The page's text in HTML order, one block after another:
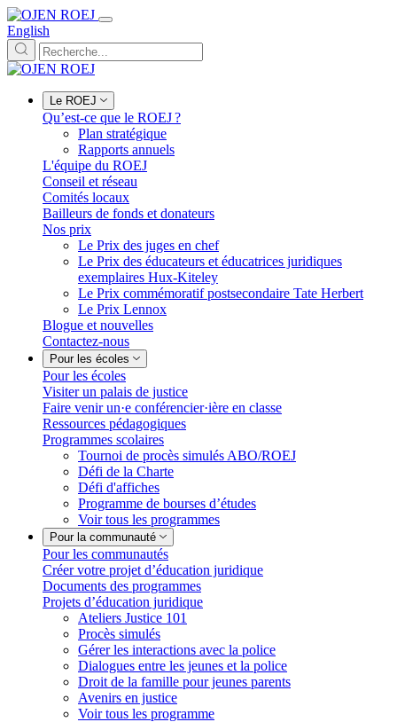
English
Le ROEJ
Qu’est-ce que le ROEJ ?
Plan stratégique
Rapports annuels
L'équipe du ROEJ
Conseil et réseau
Comités locaux
Bailleurs de fonds et donateurs
Nos prix
Le Prix des juges en chef
Le Prix des éducateurs et éducatrices juridiques
exemplaires Hux-Kiteley
Le Prix commémoratif postsecondaire Tate Herbert
Le Prix Lennox
Blogue et nouvelles
Contactez-nous
Pour les écoles
Pour les écoles
Visiter un palais de justice
Faire venir un·e conférencier·ière en classe
Ressources pédagogiques
Programmes scolaires
Tournoi de procès simulés ABO/ROEJ
Défi de la Charte
Défi d'affiches
Programme de bourses d’études
Voir tous les programmes
Pour la communauté
Pour les communautés
Créer votre projet d’éducation juridique
Documents des programmes
Projets d’éducation juridique
Ateliers Justice 101
Procès simulés
Gérer les interactions avec la police
Dialogues entre les jeunes et la police
Droit de la famille pour jeunes parents
Avenirs en justice
Voir tous les programme